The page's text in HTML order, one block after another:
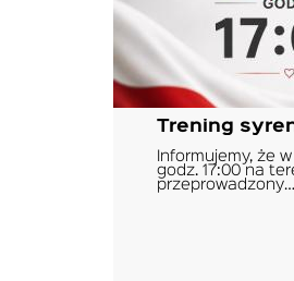
Trening
Informujemy, że
godz. 17:00 na
przeprowadzony…